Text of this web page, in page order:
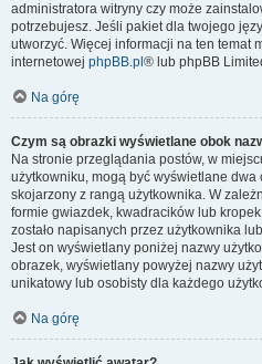
administratora witryny czy może
potrzebujesz. Jeśli pakiet dla twojego
utworzyć. Więcej informacji na ten temat
internetowej phpBB.pl ® lub phpBB
Na górę
Czym są obrazki wyświetlane obok
Na stronie przeglądania postów, w
użytkowniku, mogą być wyświetlane
skojarzony z rangą użytkownika. W
formie gwiazdek, kwadracików lub
zostało napisanych przez użytkownika
Jest on wyświetlany poniżej nazwy
obrazek, wyświetlany powyżej nazwy
unikatowy lub osobisty dla każdego
Na górę